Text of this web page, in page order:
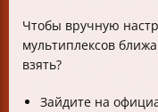
Чтобы вручную
мультиплексов
взять?
Зайдите на